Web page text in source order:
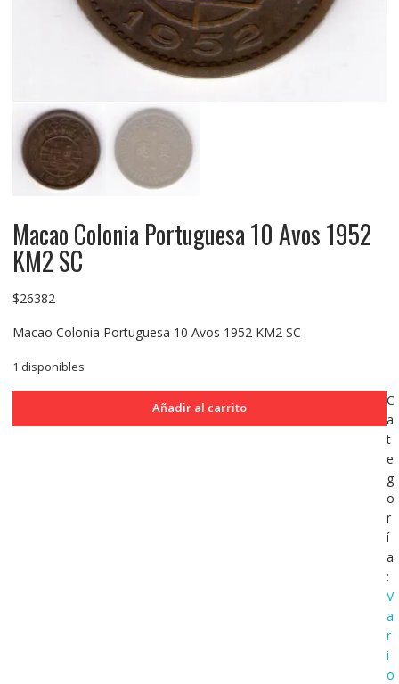
Macao Colonia Portuguesa 10 Avos 1952
KM2 SC
$26382
Macao Colonia Portuguesa 10 Avos 1952 KM2 SC
1 disponibles
Añadir al carrito
C
a
t
e
g
o
r
í
a
:
V
a
r
i
o